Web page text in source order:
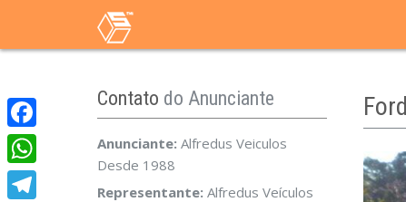
Ford
Contato do Anunciante
Anunciante: Alfredus Veiculos
Desde 1988
Representante: Alfredus Veículos
Facebook
WhatsApp